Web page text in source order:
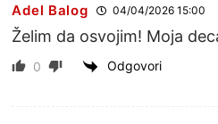
Adel Balog 04/04/2026 15:00
Želim da osvojim! Moja
0 Odgovori